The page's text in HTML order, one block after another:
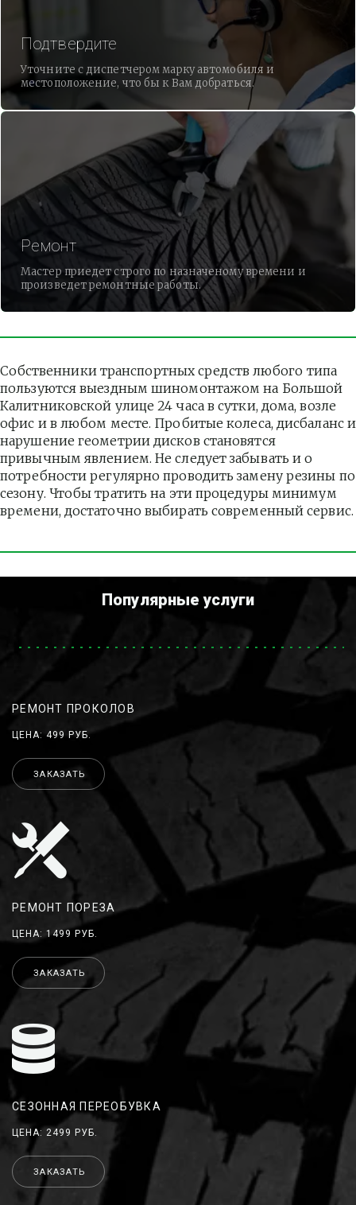
Подтвердите
Уточните с диспетчером марку автомобиля и
местоположение, что бы к Вам добраться.
Ремонт
Мастер приедет строго по назначеному времени и
произведет ремонтные работы.
Собственники транспортных средств любого типа
пользуются выездным шиномонтажом на Большой
Калитниковской улице 24 часа в сутки, дома, возле
офис и в любом месте. Пробитые колеса, дисбаланс и
нарушение геометрии дисков становятся
привычным явлением. Не следует забывать и о
потребности регулярно проводить замену резины по
сезону. Чтобы тратить на эти процедуры минимум
времени, достаточно выбирать современный сервис.
Популярные услуги
РЕМОНТ ПРОКОЛОВ
ЦЕНА: 499 РУБ.
ЗАКАЗАТЬ
РЕМОНТ ПОРЕЗА
ЦЕНА: 1499 РУБ.
ЗАКАЗАТЬ
СЕЗОННАЯ ПЕРЕОБУВКА
ЦЕНА: 2499 РУБ.
ЗАКАЗАТЬ